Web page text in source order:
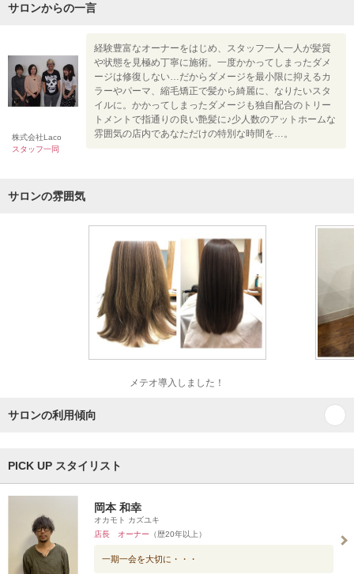
サロンからの一言
株式会社Laco
スタッフ一同
経験豊富なオーナーをはじめ、スタッフ一人一人が髪質
や状態を見極め丁寧に施術。一度かかってしまったダメ
ージは修復しない…だからダメージを最小限に抑えるカ
ラーやパーマ、縮毛矯正で髪から綺麗に、なりたいスタ
イルに。かかってしまったダメージも独自配合のトリー
トメントで指通りの良い艶髪に♪少人数のアットホームな
雰囲気の店内であなただけの特別な時間を…。
サロンの雰囲気
メテオ導入しました！
サロンの利用傾向
PICK UP スタイリスト
岡本 和幸
オカモト カズユキ
店長 オーナー （歴20年以上）
一期一会を大切に・・・